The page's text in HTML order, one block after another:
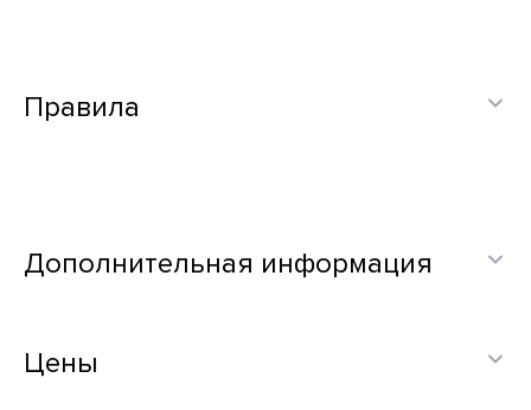
Правила
Дополнительная информация
Цены